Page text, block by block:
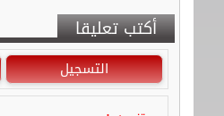
أكتب تعليقا
التسجيل